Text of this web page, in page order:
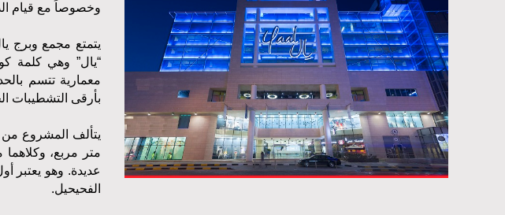
وخصوصاً مع قيام
يتمتع مجمع وبرج
“يال” وهي كلمة
معمارية تتسم
بأرقى التشطيبات
يتألف المشروع من
متر مربع،
عديدة. وهو يعتبر
الفحيحيل.